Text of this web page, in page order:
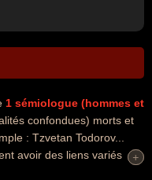
1 sémiologue (hommes et
confondues) morts et
: Tzvetan Todorov...
avoir des liens variés
+
+